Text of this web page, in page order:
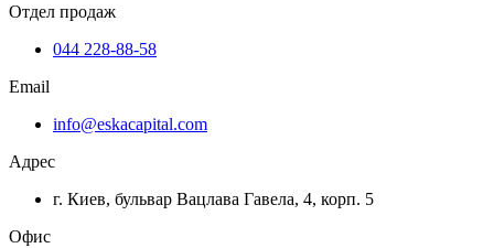
Отдел продаж
044 228-88-58
Email
info@eskacapital.com
Адрес
г. Киев, бульвар Вацлава Гавела, 4, корп. 5
Офис